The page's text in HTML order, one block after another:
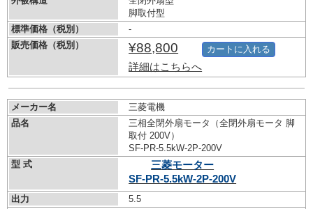
脚取付型
標準価格（税別）
-
販売価格（税別）
¥88,800
詳細はこちらへ
カートに入れる
メーカー名
三菱電機
品名
三相全閉外扇モータ（全閉外扇モータ 脚
取付 200V）
SF-PR-5.5kW-2P-200V
型 式
三菱モーター
SF-PR-5.5kW-2P-200V
出力
5.5